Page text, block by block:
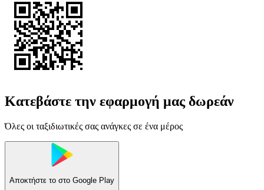
Κατεβάστε την εφαρμογή μας δωρεάν
Όλες οι ταξιδιωτικές σας ανάγκες σε ένα μέρος
Αποκτήστε το στο Google Play